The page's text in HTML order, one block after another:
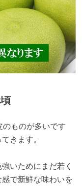
ものが多いです
きます。
いためにまだ若く
で新鮮な味わいを